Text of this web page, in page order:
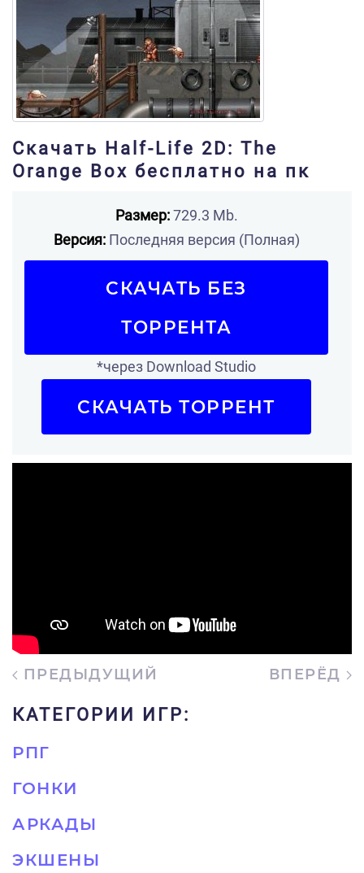
Скачать Half-Life 2D: The
Orange Box бесплатно на пк
Размер:729.3 Mb.
Версия:Последняя версия (Полная)
СКАЧАТЬ БЕЗ
ТОРРЕНТА
*через Download Studio
СКАЧАТЬ ТОРРЕНТ
ПРЕДЫДУЩИЙ ВПЕРЁД
КАТЕГОРИИ ИГР:
РПГ
ГОНКИ
АРКАДЫ
ЭКШЕНЫ